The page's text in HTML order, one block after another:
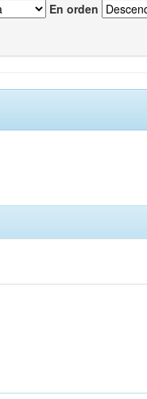
En orden